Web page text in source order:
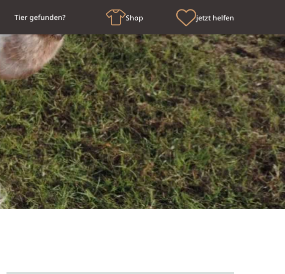
Tier gefunden? Shop jetzt helfen